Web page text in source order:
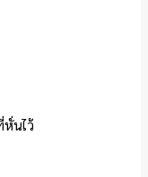
นไว้